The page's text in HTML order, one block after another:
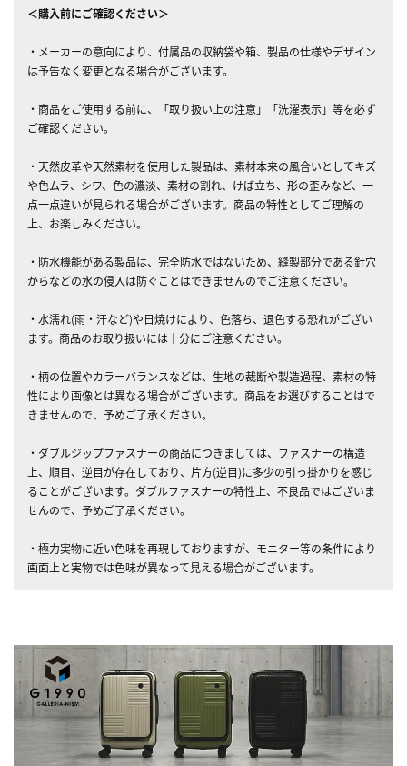
＜購入前にご確認ください＞
・メーカーの意向により、付属品の収納袋や箱、製品の仕様やデザイン
は予告なく変更となる場合がございます。
・商品をご使用する前に、「取り扱い上の注意」「洗濯表示」等を必ず
ご確認ください。
・天然皮革や天然素材を使用した製品は、素材本来の風合いとしてキズ
や色ムラ、シワ、色の濃淡、素材の割れ、けば立ち、形の歪みなど、一
点一点違いが見られる場合がございます。商品の特性としてご理解の
上、お楽しみください。
・防水機能がある製品は、完全防水ではないため、縫製部分である針穴
からなどの水の侵入は防ぐことはできませんのでご注意ください。
・水濡れ(雨・汗など)や日焼けにより、色落ち、退色する恐れがござい
ます。商品のお取り扱いには十分にご注意ください。
・柄の位置やカラーバランスなどは、生地の裁断や製造過程、素材の特
性により画像とは異なる場合がございます。商品をお選びすることはで
きませんので、予めご了承ください。
・ダブルジップファスナーの商品につきましては、ファスナーの構造
上、順目、逆目が存在しており、片方(逆目)に多少の引っ掛かりを感じ
ることがございます。ダブルファスナーの特性上、不良品ではございま
せんので、予めご了承ください。
・極力実物に近い色味を再現しておりますが、モニター等の条件により
画面上と実物では色味が異なって見える場合がございます。